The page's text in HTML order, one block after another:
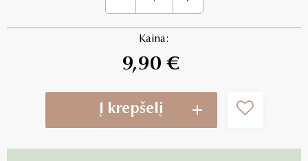
Kaina:
9,90 €
Į krepšelį